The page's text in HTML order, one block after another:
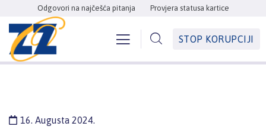
Odgovori na najčešća pitanja Provjera statusa kartice
STOP KORUPCIJI
16. Augusta 2024.